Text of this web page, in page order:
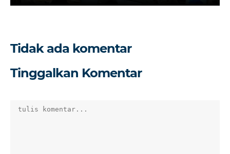
Tidak ada komentar
Tinggalkan Komentar